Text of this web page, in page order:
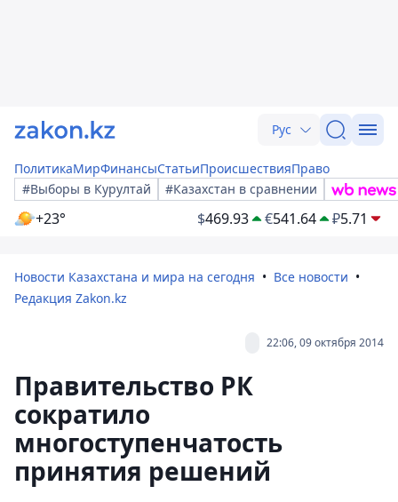
Рус
ПолитикаМирФинансыСтатьиПроисшествияПраво
#Выборы в Курултай
#Казахстан в сравнении
+23° $469.93 €541.64 ₽5.71
Новости Казахстана и мира на сегодня
Все новости
Редакция Zakon.kz
22:06, 09 октября 2014
Правительство РК
сократило
многоступенчатость
принятия решений